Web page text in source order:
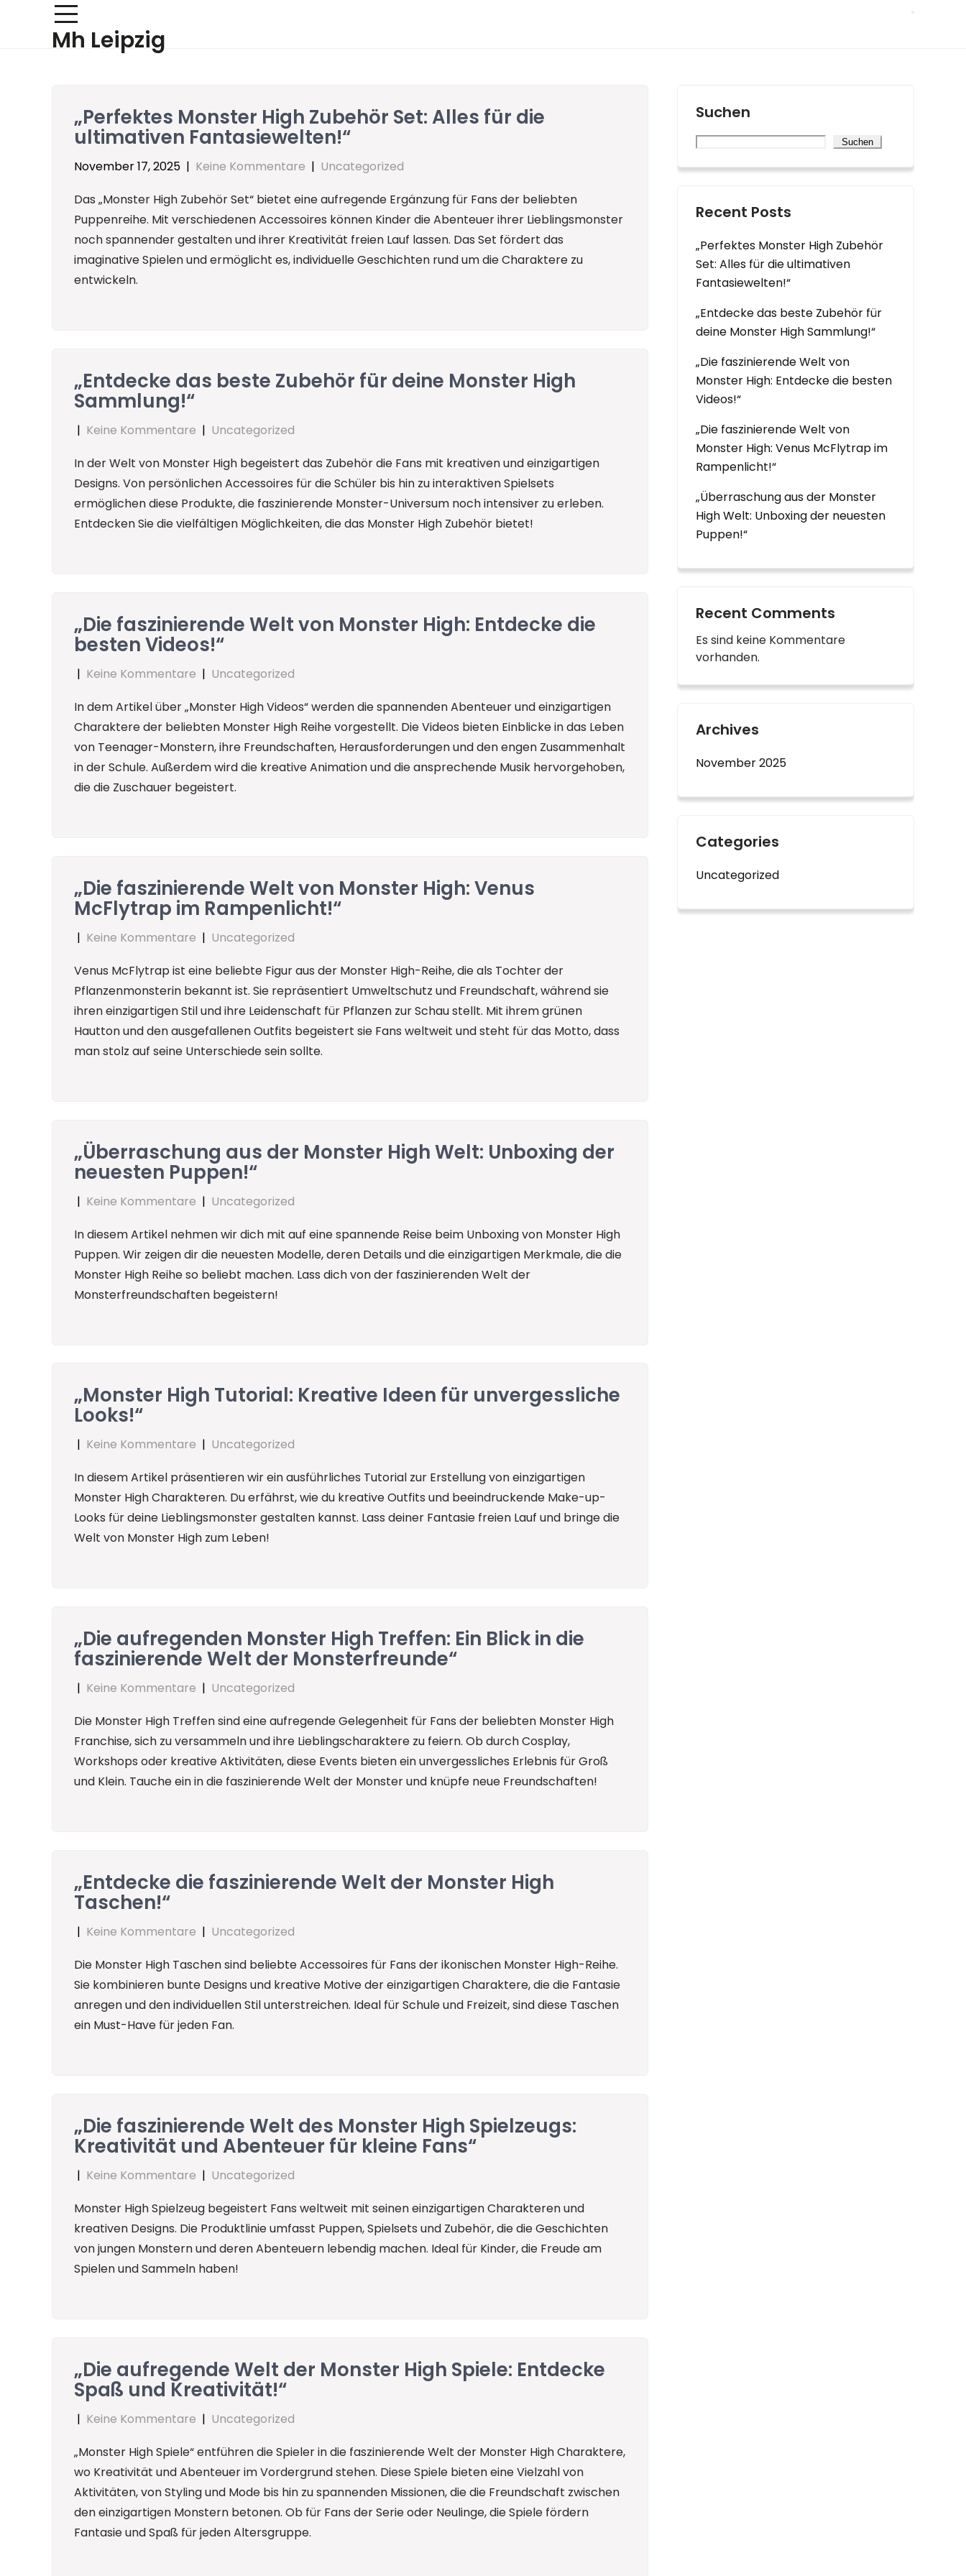
Mh Leipzig
„Perfektes Monster High Zubehör Set: Alles für die
ultimativen Fantasiewelten!“
November 17, 2025 | Keine Kommentare | Uncategorized
Das „Monster High Zubehör Set“ bietet eine aufregende Ergänzung für Fans der beliebten
Puppenreihe. Mit verschiedenen Accessoires können Kinder die Abenteuer ihrer Lieblingsmonster
noch spannender gestalten und ihrer Kreativität freien Lauf lassen. Das Set fördert das
imaginative Spielen und ermöglicht es, individuelle Geschichten rund um die Charaktere zu
entwickeln.
„Entdecke das beste Zubehör für deine Monster High
Sammlung!“
| Keine Kommentare | Uncategorized
In der Welt von Monster High begeistert das Zubehör die Fans mit kreativen und einzigartigen
Designs. Von persönlichen Accessoires für die Schüler bis hin zu interaktiven Spielsets
ermöglichen diese Produkte, die faszinierende Monster-Universum noch intensiver zu erleben.
Entdecken Sie die vielfältigen Möglichkeiten, die das Monster High Zubehör bietet!
„Die faszinierende Welt von Monster High: Entdecke die
besten Videos!“
| Keine Kommentare | Uncategorized
In dem Artikel über „Monster High Videos“ werden die spannenden Abenteuer und einzigartigen
Charaktere der beliebten Monster High Reihe vorgestellt. Die Videos bieten Einblicke in das Leben
von Teenager-Monstern, ihre Freundschaften, Herausforderungen und den engen Zusammenhalt
in der Schule. Außerdem wird die kreative Animation und die ansprechende Musik hervorgehoben,
die die Zuschauer begeistert.
„Die faszinierende Welt von Monster High: Venus
McFlytrap im Rampenlicht!“
| Keine Kommentare | Uncategorized
Venus McFlytrap ist eine beliebte Figur aus der Monster High-Reihe, die als Tochter der
Pflanzenmonsterin bekannt ist. Sie repräsentiert Umweltschutz und Freundschaft, während sie
ihren einzigartigen Stil und ihre Leidenschaft für Pflanzen zur Schau stellt. Mit ihrem grünen
Hautton und den ausgefallenen Outfits begeistert sie Fans weltweit und steht für das Motto, dass
man stolz auf seine Unterschiede sein sollte.
„Überraschung aus der Monster High Welt: Unboxing der
neuesten Puppen!“
| Keine Kommentare | Uncategorized
In diesem Artikel nehmen wir dich mit auf eine spannende Reise beim Unboxing von Monster High
Puppen. Wir zeigen dir die neuesten Modelle, deren Details und die einzigartigen Merkmale, die die
Monster High Reihe so beliebt machen. Lass dich von der faszinierenden Welt der
Monsterfreundschaften begeistern!
„Monster High Tutorial: Kreative Ideen für unvergessliche
Looks!“
| Keine Kommentare | Uncategorized
In diesem Artikel präsentieren wir ein ausführliches Tutorial zur Erstellung von einzigartigen
Monster High Charakteren. Du erfährst, wie du kreative Outfits und beeindruckende Make-up-
Looks für deine Lieblingsmonster gestalten kannst. Lass deiner Fantasie freien Lauf und bringe die
Welt von Monster High zum Leben!
„Die aufregenden Monster High Treffen: Ein Blick in die
faszinierende Welt der Monsterfreunde“
| Keine Kommentare | Uncategorized
Die Monster High Treffen sind eine aufregende Gelegenheit für Fans der beliebten Monster High
Franchise, sich zu versammeln und ihre Lieblingscharaktere zu feiern. Ob durch Cosplay,
Workshops oder kreative Aktivitäten, diese Events bieten ein unvergessliches Erlebnis für Groß
und Klein. Tauche ein in die faszinierende Welt der Monster und knüpfe neue Freundschaften!
„Entdecke die faszinierende Welt der Monster High
Taschen!“
| Keine Kommentare | Uncategorized
Die Monster High Taschen sind beliebte Accessoires für Fans der ikonischen Monster High-Reihe.
Sie kombinieren bunte Designs und kreative Motive der einzigartigen Charaktere, die die Fantasie
anregen und den individuellen Stil unterstreichen. Ideal für Schule und Freizeit, sind diese Taschen
ein Must-Have für jeden Fan.
„Die faszinierende Welt des Monster High Spielzeugs:
Kreativität und Abenteuer für kleine Fans“
| Keine Kommentare | Uncategorized
Monster High Spielzeug begeistert Fans weltweit mit seinen einzigartigen Charakteren und
kreativen Designs. Die Produktlinie umfasst Puppen, Spielsets und Zubehör, die die Geschichten
von jungen Monstern und deren Abenteuern lebendig machen. Ideal für Kinder, die Freude am
Spielen und Sammeln haben!
„Die aufregende Welt der Monster High Spiele: Entdecke
Spaß und Kreativität!“
| Keine Kommentare | Uncategorized
„Monster High Spiele“ entführen die Spieler in die faszinierende Welt der Monster High Charaktere,
wo Kreativität und Abenteuer im Vordergrund stehen. Diese Spiele bieten eine Vielzahl von
Aktivitäten, von Styling und Mode bis hin zu spannenden Missionen, die die Freundschaft zwischen
den einzigartigen Monstern betonen. Ob für Fans der Serie oder Neulinge, die Spiele fördern
Fantasie und Spaß für jeden Altersgruppe.
Suchen
Suchen
Recent Posts
„Perfektes Monster High Zubehör
Set: Alles für die ultimativen
Fantasiewelten!“
„Entdecke das beste Zubehör für
deine Monster High Sammlung!“
„Die faszinierende Welt von
Monster High: Entdecke die besten
Videos!“
„Die faszinierende Welt von
Monster High: Venus McFlytrap im
Rampenlicht!“
„Überraschung aus der Monster
High Welt: Unboxing der neuesten
Puppen!“
Recent Comments
Es sind keine Kommentare
vorhanden.
Archives
November 2025
Categories
Uncategorized